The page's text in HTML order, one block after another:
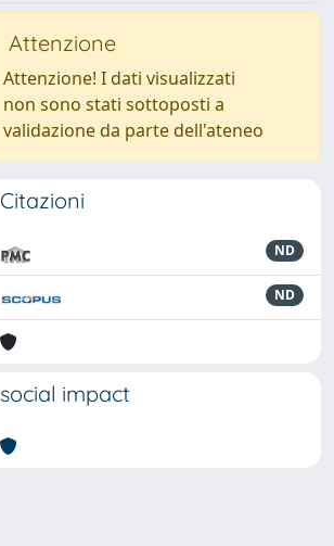
Attenzione
Attenzione! I dati visualizzati
non sono stati sottoposti a
validazione da parte dell'ateneo
Citazioni
ND
ND
social impact